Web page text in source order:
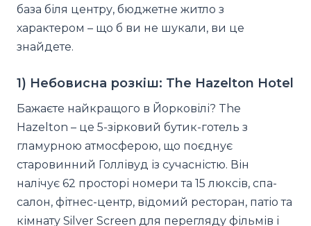
база біля центру, бюджетне житло з
характером – що б ви не шукали, ви це
знайдете.
1) Небовисна розкіш: The Hazelton Hotel
Бажаєте найкращого в Йорковілі? The
Hazelton – це 5-зірковий бутик-готель з
гламурною атмосферою, що поєднує
старовинний Голлівуд із сучасністю. Він
налічує 62 просторі номери та 15 люксів, спа-
салон, фітнес-центр, відомий ресторан, патіо та
кімнату Silver Screen для перегляду фільмів і